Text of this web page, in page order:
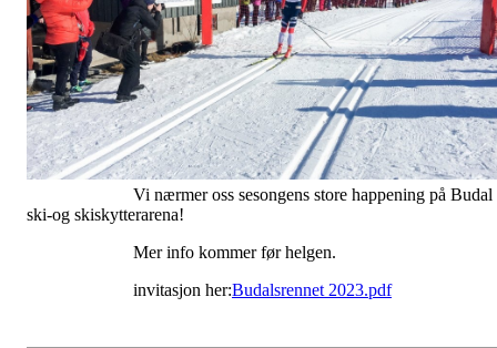
Vi nærmer oss sesongens store happening på Budal
ski-og skiskytterarena!
Mer info kommer før helgen.
invitasjon her:Budalsrennet 2023.pdf